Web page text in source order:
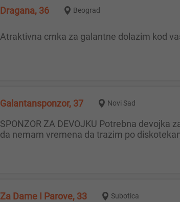
Dragana, 36 Beograd
Atraktivna crnka za galantne dolazim kod
Galantansponzor, 37 Novi Sad
SPONZOR ZA DEVOJKU Potrebna devojka za povremena vidjanja . [18 plus ] Vlasnik sam nekoliko privatnih radnji i lokala tako
da nemam vremena da trazim po
Za Dame I Parove, 33 Subotica